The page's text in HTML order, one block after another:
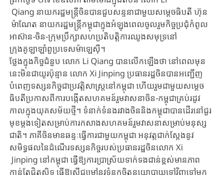
Qiang នាយករដ្ឋមន្ត្រីចិនបាន​ជួប​សន្ទនាជាមួយ​សម្តេចធិបតី ហ៊ុន​​
ម៉ាណែត នាយករដ្ឋមន្ត្រីកម្ពុជាក្នុងអំឡុងពេល​ចូលរួម​កិច្ចប្រជុំកំពូល​
អាស៊ាន-ចិន-ក្រុមប្រឹក្សា​សហប្រតិបត្តិការ​ឈូងសមុទ្រ​នៅ
ក្រុងគូឡាឡាំពួប្រទេស​ម៉ាឡេស៊ី។
ថ្លែងក្នុងកិច្ចជំនួប​ ​លោក​​ Li​ Qiang បានលើកឡើងថា​ ​នៅពេលមុន
នេះមិនជាយូរប៉ុន្មាន ​លោក​ Xi Jinping ប្រធានរដ្ឋចិនបានអញ្ជើញ​
បំពេញទស្សនកិច្ចជាប្រវត្តិសាស្ត្រ​នៅកម្ពុជា​ ​ហើយរួមជាមួយ​សម្តេច
ធិបតីប្រកាសពីការបង្កើត​សហគមន៍រួមវាសនា​ចិន-កម្ពុជា​គ្រប់រដូវ
កាលក្នុងយុគសម័យថ្មី។ ​ទំនាក់ទំនង​រវាងចិននិងកម្ពុជា​បាន​ដើរ​នៅជួរ
មុខម្តងទៀត​សម្រាប់​​ការកសាង​សហគមន៍រួមវាសនាសម្រាប់​មនុស្ស
ជាតិ។ ​ភាគីចិន​មានឆន្ទៈធ្វើការជាមួយ​កម្ពុជា​ ​អនុវត្តជាក់ស្តែង​នូវ​
សមិទ្ធផល​នៃដំណើរ​ទស្សនកិច្ចរបស់​ប្រធានរដ្ឋចិន​លោក​​ Xi​
Jinping នៅកម្ពុជា​ ​ធ្វើ​ឱ្យ​ការប្រាស្រ័យទាក់ទង​ជាន់ខ្ពស់​មានភាព
កាន់តែ​ជិតស្និទ្ធ ​ធ្វើ​ឱ្យ​ស៊ីជម្រៅនូវ​ទំនុកចិត្តនយោបាយទៅវិញទៅមក​ ​